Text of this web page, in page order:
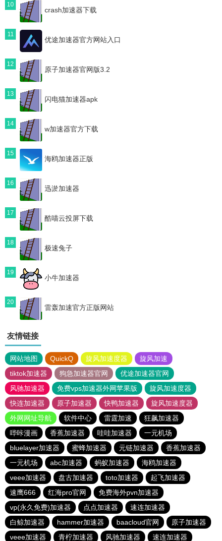
10
crash加速器下载
11
优途加速器官方网站入口
12
原子加速器官网版3.2
13
闪电猫加速器apk
14
w加速器官方下载
15
海鸥加速器正版
16
迅淤加速器
17
酷喵云投屏下载
18
极速兔子
19
小牛加速器
20
雷轰加速官方正版网站
友情链接
网站地图 QuickQ 旋风加速度器
旋风加速
tiktok加速器
狗急加速器官网
优途加速器官网
风驰加速器
免费vps加速器外网苹果版
旋风加速度器
快连加速器
原子加速器 快鸭加速器
旋风加速度器
外网网址导航
软件中心 雷霆加速
狂飙加速器
哔咔漫画
香蕉加速器 哇哇加速器
一元机场
bluelayer加速器
蜜蜂加速器 元链加速器
香蕉加速器
一元机场
abc加速器 蚂蚁加速器
海鸥加速器
veee加速器
盘古加速器 toto加速器
起飞加速器
速鹰666
红海pro官网
免费海外pvn加速器
vp(永久免费)加速器
点点加速器
速连加速器
白鲸加速器
hammer加速器 baacloud官网
原子加速器
veee加速器
青柠加速器 风驰加速器 速连加速器